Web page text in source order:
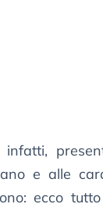
e alle
ecco